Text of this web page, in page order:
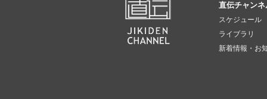
直伝チャン
スケジュール
ライブラリ
新着情報・お